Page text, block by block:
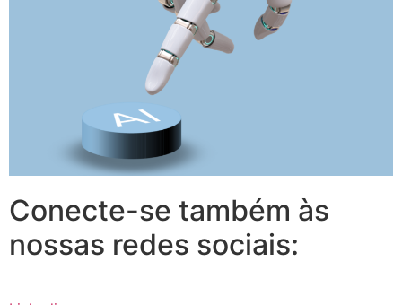
Conecte-se também às
nossas redes sociais: